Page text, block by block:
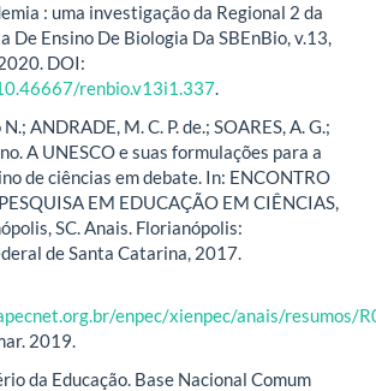
: uma investigação da Regional 2 da
De Ensino De Biologia Da SBEnBio, v.13,
DOI:
renbio.v13i1.337.
ANDRADE, M. C. P. de.; SOARES, A. G.;
A UNESCO e suas formulações para a
de ciências em debate. In: ENCONTRO
EM EDUCAÇÃO EM CIÊNCIAS,
SC. Anais. Florianópolis:
de Santa Catarina, 2017.
enpec/xienpec/anais/resumos/
2019.
da Educação. Base Nacional Comum